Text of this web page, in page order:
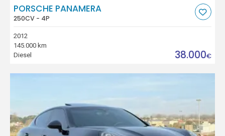
PORSCHE PANAMERA
250CV - 4P
2012
145.000 km
Diesel
38.000€